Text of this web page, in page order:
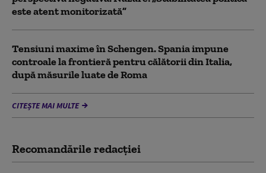
este atent monitorizată”
Tensiuni maxime în Schengen. Spania impune
controale la frontieră pentru călătorii din Italia,
după măsurile luate de Roma
CITEȘTE MAI MULTE
Recomandările redacţiei